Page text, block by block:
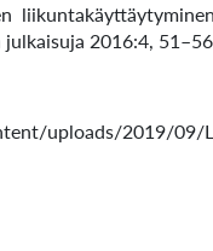
2016:4,
uploads/2019/09/